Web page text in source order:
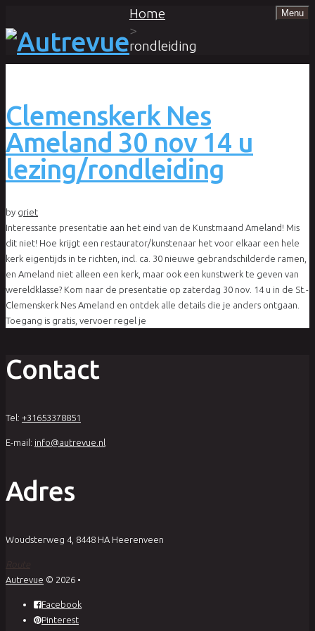
Menu
Home
>
rondleiding
Clemenskerk Nes
Ameland 30 nov 14 u
lezing/rondleiding
by griet
Interessante presentatie aan het eind van de Kunstmaand Ameland! Mis
dit niet! Hoe krijgt een restaurator/kunstenaar het voor elkaar een hele
kerk eigentijds in te richten, incl. ca. 30 nieuwe gebrandschilderde ramen,
en Ameland niet alleen een kerk, maar ook een kunstwerk te geven van
wereldklasse? Kom naar de presentatie op zaterdag 30 nov. 14 u in de St.-
Clemenskerk Nes Ameland en ontdek alle details die je anders ontgaan.
Toegang is gratis, vervoer regel je
Contact
Tel: +31653378851
E-mail: info@autrevue.nl
Adres
Woudsterweg 4, 8448 HA Heerenveen
Autrevue © 2026 •
Facebook
Pinterest